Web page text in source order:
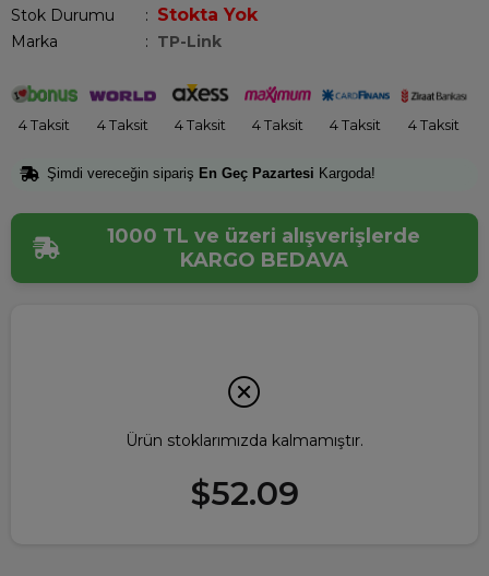
Stok Durumu : Stokta Yok
Marka : TP-Link
4 Taksit 4 Taksit 4 Taksit 4 Taksit 4 Taksit 4 Taksit
Şimdi vereceğin sipariş En Geç Pazartesi Kargoda!
1000 TL ve üzeri alışverişlerde
KARGO BEDAVA
Ürün stoklarımızda kalmamıştır.
$52.09